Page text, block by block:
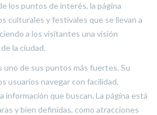
los puntos de interés, la página
culturales y festivales que se llevan a
a los visitantes una visión
la ciudad.
uno de sus puntos más fuertes. Su
usuarios navegar con facilidad,
información que buscan. La página está
y bien definidas, como atracciones